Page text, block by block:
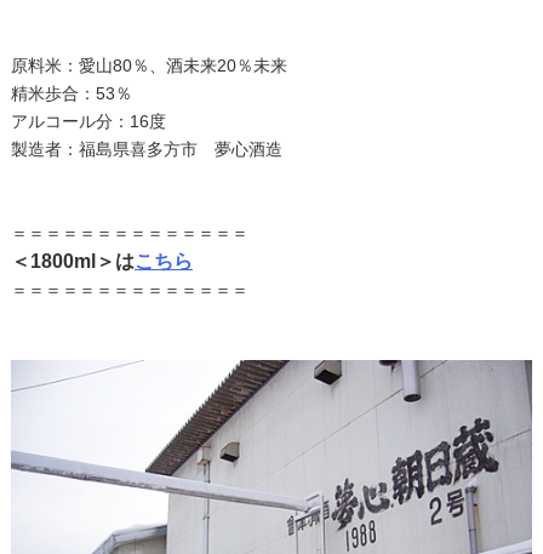
原料米：愛山80％、酒未来20％未来
精米歩合：53％
アルコール分：16度
製造者：福島県喜多方市 夢心酒造
＝＝＝＝＝＝＝＝＝＝＝＝＝＝
＜1800ml＞はこちら
＝＝＝＝＝＝＝＝＝＝＝＝＝＝